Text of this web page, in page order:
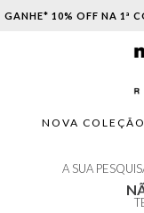
GANHE* 10% OFF NA 1ª
NOVA COLEÇÃO
A SUA